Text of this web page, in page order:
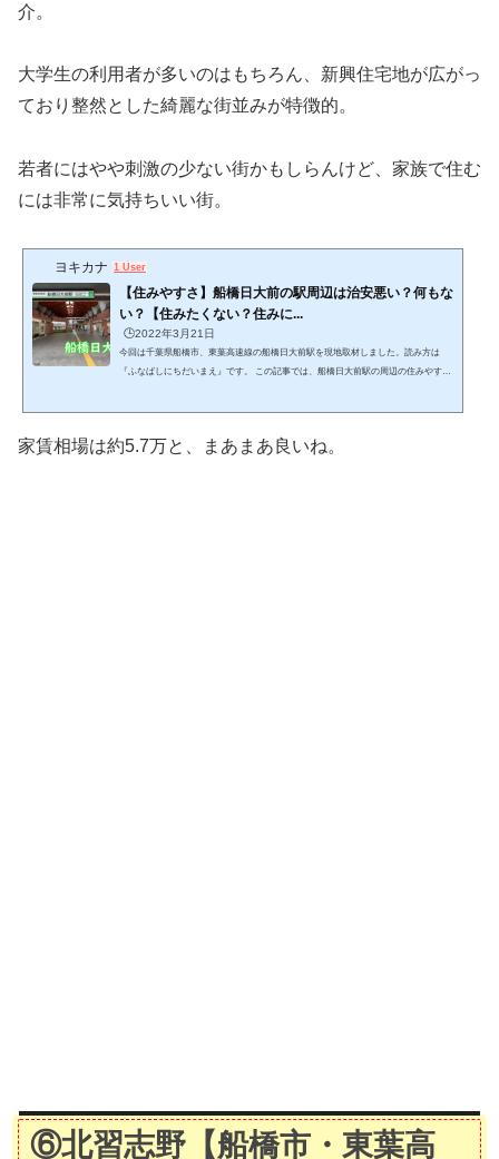
介。
大学生の利用者が多いのはもちろん、新興住宅地が広がっ
ており整然とした綺麗な街並みが特徴的。
若者にはやや刺激の少ない街かもしらんけど、家族で住む
には非常に気持ちいい街。
ヨキカナ 1 User
【住みやすさ】船橋日大前の駅周辺は治安悪い？何もな
い？【住みたくない？住みに...
🕒️2022年3月21日
今回は千葉県船橋市、東葉高速線の船橋日大前駅を現地取材しました。読み方は
『ふなばしにちだいまえ』です。 この記事では、船橋日大前駅の周辺の住みやすさ
せ、不動産屋さんだけでは分からない、街の生の雰囲気をお伝えします。 このペー
家賃相場は約5.7万と、まあまあ良いね。
⑥北習志野 【船橋市・東葉高